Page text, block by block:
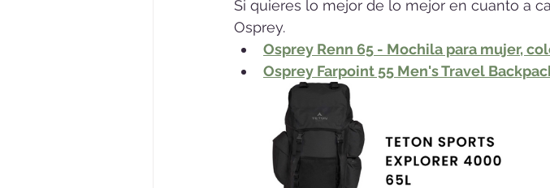
Si quieres lo mejor de lo mejor en cuanto a
Osprey.
Osprey Renn 65 - Mochila para mujer,
Osprey Farpoint 55 Men's Travel